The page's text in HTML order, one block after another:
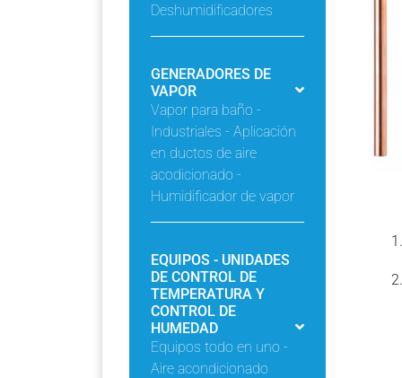
Deshumidificadores
GENERADORES DE
VAPOR
Vapor para baño -
Industriales - Aplicación
en ductos de aire
acodicionado -
Humidificador de vapor
EQUIPOS - UNIDADES
DE CONTROL DE
TEMPERATURA Y
CONTROL DE
HUMEDAD
Equipos todo en uno -
Aire acondicionado